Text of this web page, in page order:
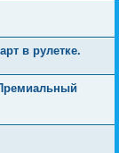
в рулетке.